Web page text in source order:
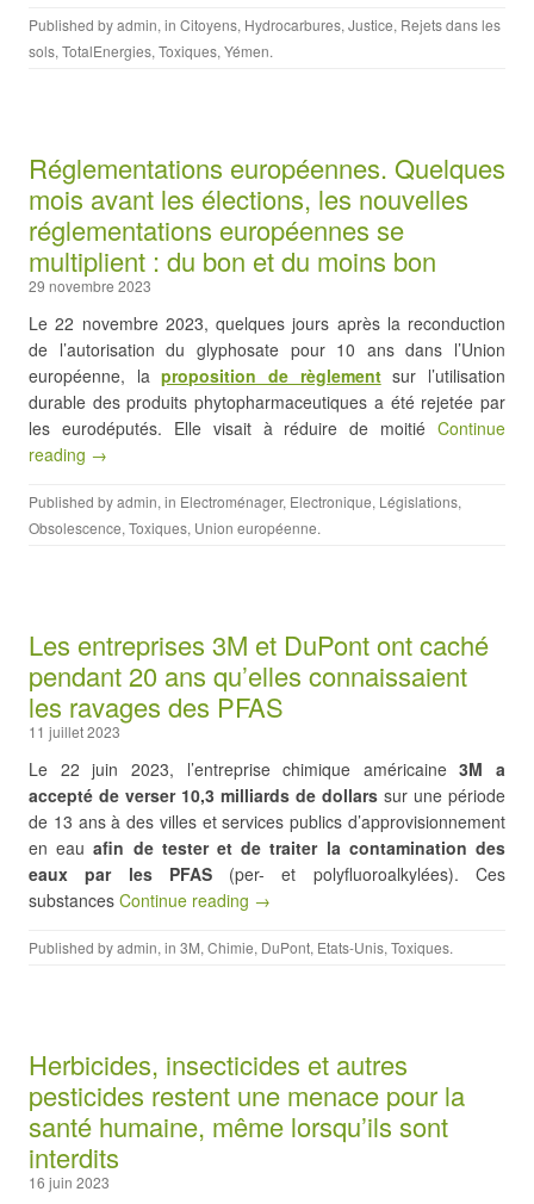
Published byadmin, in Citoyens, Hydrocarbures, Justice, Rejets dans les
sols, TotalEnergies, Toxiques, Yémen.
Réglementations européennes. Quelques
mois avant les élections, les nouvelles
réglementations européennes se
multiplient : du bon et du moins bon
29 novembre 2023
Le 22 novembre 2023, quelques jours après la reconduction
de l’autorisation du glyphosate pour 10 ans dans l’Union
européenne, laproposition de règlementsur l’utilisation
durable des produits phytopharmaceutiques a été rejetée par
les eurodéputés. Elle visait à réduire de moitié Continue
reading →
Published byadmin, in Electroménager, Electronique, Législations,
Obsolescence, Toxiques, Union européenne.
Les entreprises 3M et DuPont ont caché
pendant 20 ans qu’elles connaissaient
les ravages des PFAS
11 juillet 2023
Le 22 juin 2023, l’entreprise chimique américaine3M a
accepté de verser 10,3 milliards de dollars sur une période
de 13 ans à des villes et services publics d’approvisionnement
en eauafin de tester et de traiter la contamination des
eaux par les PFAS(per- et polyfluoroalkylées). Ces
substances Continue reading →
Published byadmin, in 3M, Chimie, DuPont, Etats-Unis, Toxiques.
Herbicides, insecticides et autres
pesticides restent une menace pour la
santé humaine, même lorsqu’ils sont
interdits
16 juin 2023